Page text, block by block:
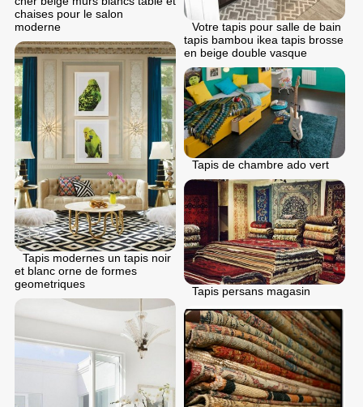
Votre tapis pour salle de bain
tapis bambou ikea tapis brosse
en beige double vasque
chaises pour le salon
moderne
Tapis modernes un tapis noir
et blanc orne de formes
geometriques
Tapis de chambre ado vert
Tapis persans magasin